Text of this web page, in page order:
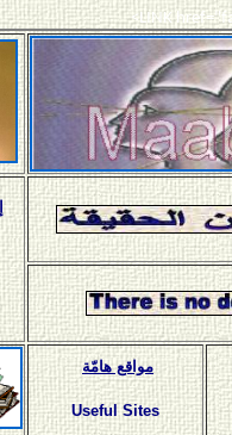
<LINK
مواقع هامّة
Useful Sites